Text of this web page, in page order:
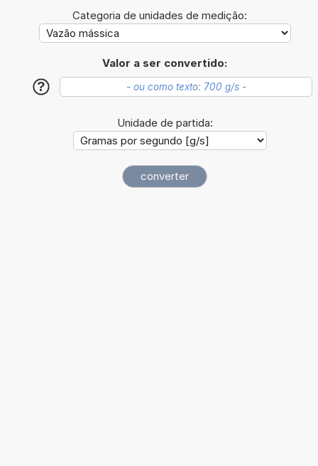
Categoria de unidades de medição:
Valor a ser convertido:
?
Unidade de partida: